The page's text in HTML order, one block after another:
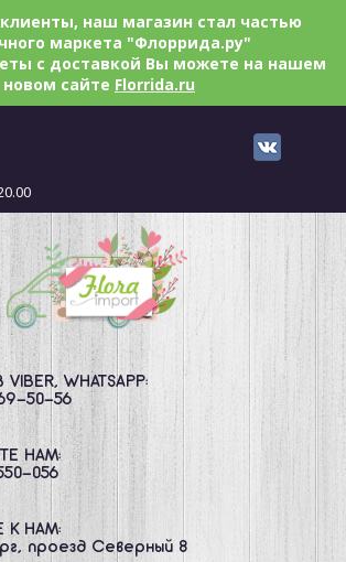
наш магазин стал частью
маркета "Флоррида.ру"
с доставкой Вы можете на нашем
новом сайте Florrida.ru
WHATSAPP:
-50-56
НАМ:
-056
К НАМ:
проезд Северный 8